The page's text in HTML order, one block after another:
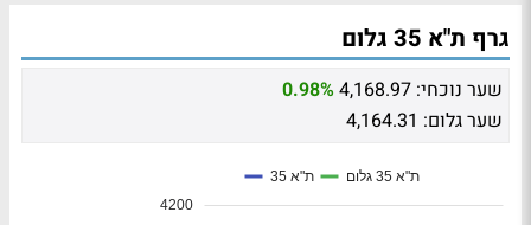
גרף ת"א 35 גלום
שער נוכחי: 4,168.97
0.98%
שער גלום: 4,164.31